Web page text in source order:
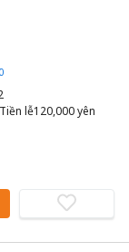
lễ120,000 yên